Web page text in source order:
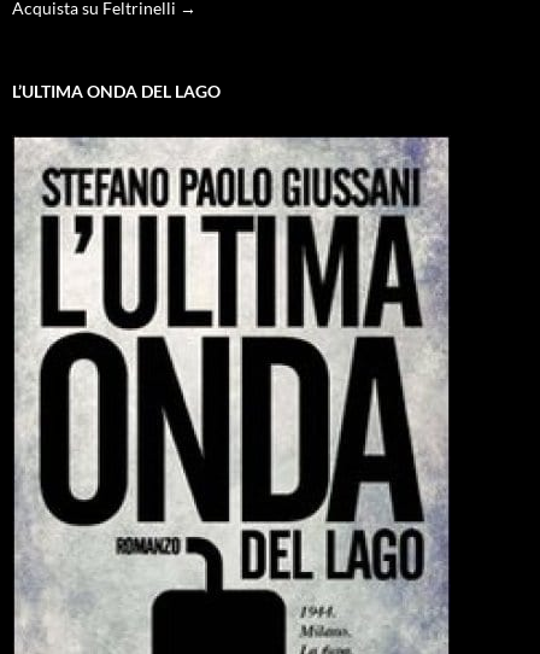
Acquista su Feltrinelli →
L’ULTIMA ONDA DEL LAGO